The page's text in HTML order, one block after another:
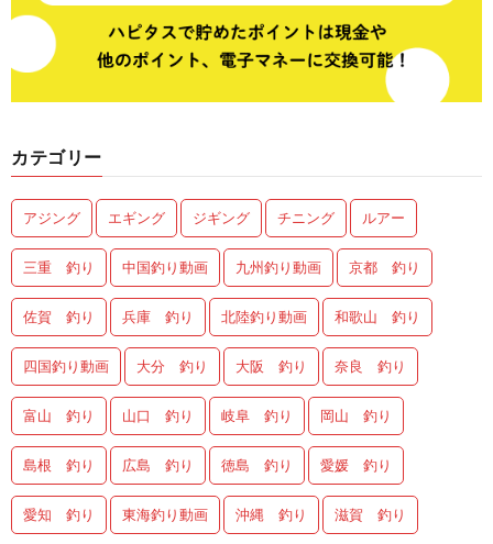
カテゴリー
アジング エギング ジギング チニング ルアー
三重 釣り 中国釣り動画 九州釣り動画 京都 釣り
佐賀 釣り 兵庫 釣り 北陸釣り動画 和歌山 釣り
四国釣り動画 大分 釣り 大阪 釣り 奈良 釣り
富山 釣り 山口 釣り 岐阜 釣り 岡山 釣り
島根 釣り 広島 釣り 徳島 釣り 愛媛 釣り
愛知 釣り 東海釣り動画 沖縄 釣り 滋賀 釣り